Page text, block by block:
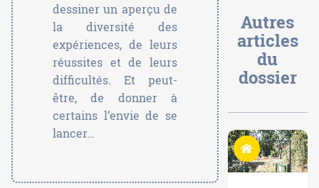
dessiner un aperçu de
la diversité des
expériences, de leurs
réussites et de leurs
difficultés. Et peut-
être, de donner à
certains l’envie de se
lancer…
Autres
articles
du
dossier
Habiter autrement